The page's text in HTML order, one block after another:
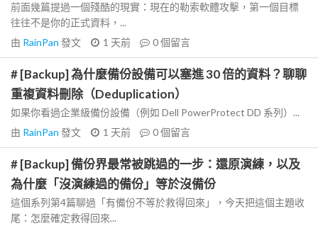
前面幾篇提過一個殘酷的現實：現在的勒索軟體攻擊，第一個目標
往往不是你的正式資料，...
由 RainPan 發文 1 天前 0個留言
# [Backup] 為什麼備份設備可以塞進 30 倍的資料？聊聊
重複資料刪除（Deduplication）
如果你看過企業級備份設備（例如 Dell PowerProtect DD 系列）...
由 RainPan 發文 1 天前 0個留言
# [Backup] 備份界最常被跳過的一步：還原演練，以及
為什麼「沒演練過的備份」等於沒備份
這個系列第4篇聊過「有備份不等於救得回來」，今天把這個主題收
尾：怎麼確定救得回來...